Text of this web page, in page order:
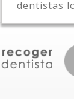
dentistas